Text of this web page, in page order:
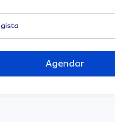
Agendar